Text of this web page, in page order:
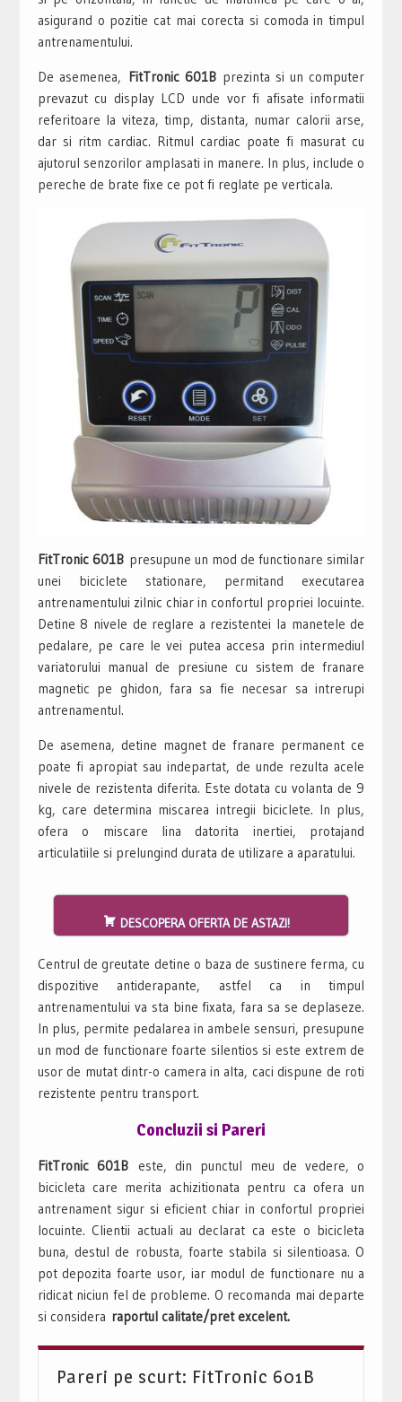
asigurand o pozitie cat mai corecta si comoda in timpul
antrenamentului.
De asemenea, FitTronic 601B prezinta si un computer
prevazut cu display LCD unde vor fi afisate informatii
referitoare la viteza, timp, distanta, numar calorii arse,
dar si ritm cardiac. Ritmul cardiac poate fi masurat cu
ajutorul senzorilor amplasati in manere. In plus, include o
pereche de brate fixe ce pot fi reglate pe verticala.
FitTronic 601B presupune un mod de functionare similar
unei biciclete stationare, permitand executarea
antrenamentului zilnic chiar in confortul propriei locuinte.
Detine 8 nivele de reglare a rezistentei la manetele de
pedalare, pe care le vei putea accesa prin intermediul
variatorului manual de presiune cu sistem de franare
magnetic pe ghidon, fara sa fie necesar sa intrerupi
antrenamentul.
De asemena, detine magnet de franare permanent ce
poate fi apropiat sau indepartat, de unde rezulta acele
nivele de rezistenta diferita. Este dotata cu volanta de 9
kg, care determina miscarea intregii biciclete. In plus,
ofera o miscare lina datorita inertiei, protajand
articulatiile si prelungind durata de utilizare a aparatului.
DESCOPERA OFERTA DE ASTAZI!
Centrul de greutate detine o baza de sustinere ferma, cu
dispozitive antiderapante, astfel ca in timpul
antrenamentului va sta bine fixata, fara sa se deplaseze.
In plus, permite pedalarea in ambele sensuri, presupune
un mod de functionare foarte silentios si este extrem de
usor de mutat dintr-o camera in alta, caci dispune de roti
rezistente pentru transport.
Concluzii si Pareri
FitTronic 601B este, din punctul meu de vedere, o
bicicleta care merita achizitionata pentru ca ofera un
antrenament sigur si eficient chiar in confortul propriei
locuinte. Clientii actuali au declarat ca este o bicicleta
buna, destul de robusta, foarte stabila si silentioasa. O
pot depozita foarte usor, iar modul de functionare nu a
ridicat niciun fel de probleme. O recomanda mai departe
si considera raportul calitate/pret excelent.
Pareri pe scurt: FitTronic 601B